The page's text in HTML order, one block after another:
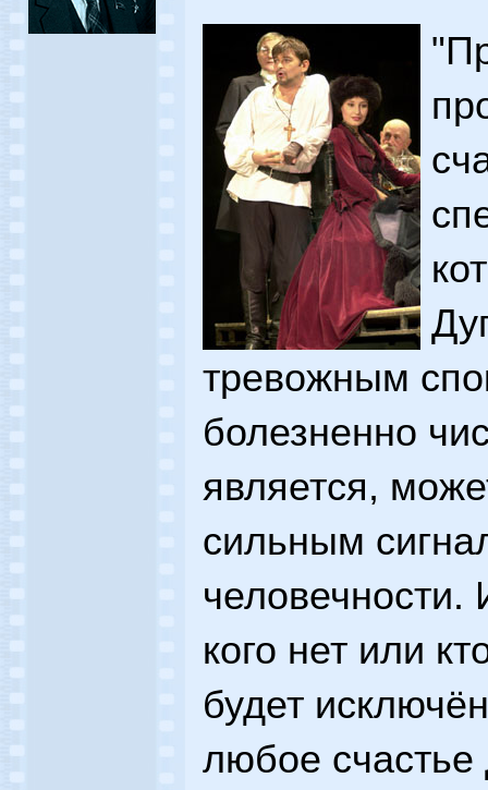
тревожным
болезненно
является,
сильным
кого нет или
будет
любое счастье